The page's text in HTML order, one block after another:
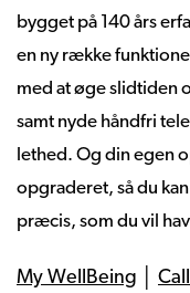
bygget på 140 års
en ny række
med at øge slidtiden
samt nyde håndfri
lethed. Og din egen
opgraderet, så du
præcis, som du vil
My WellBeing